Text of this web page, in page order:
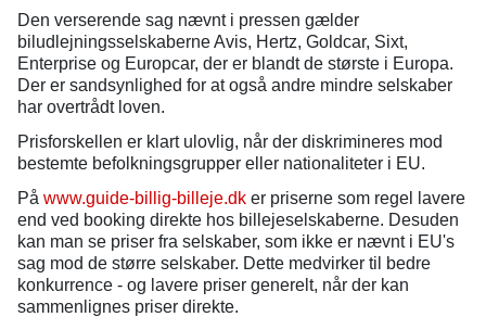
Den verserende sag nævnt i pressen gælder
biludlejningsselskaberne Avis, Hertz, Goldcar, Sixt,
Enterprise og Europcar, der er blandt de største i Europa.
Der er sandsynlighed for at også andre mindre selskaber
har overtrådt loven.
Prisforskellen er klart ulovlig, når der diskrimineres mod
bestemte befolkningsgrupper eller nationaliteter i EU.
På www.guide-billig-billeje.dk er priserne som regel lavere
end ved booking direkte hos billejeselskaberne. Desuden
kan man se priser fra selskaber, som ikke er nævnt i EU's
sag mod de større selskaber. Dette medvirker til bedre
konkurrence - og lavere priser generelt, når der kan
sammenlignes priser direkte.